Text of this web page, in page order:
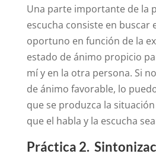
Una parte importante de la
escucha consiste en buscar
oportuno en función de la
estado de ánimo propicio
mí y en la otra persona. Si
de ánimo favorable, lo
que se produzca la
que el habla y la escucha
Práctica 2.